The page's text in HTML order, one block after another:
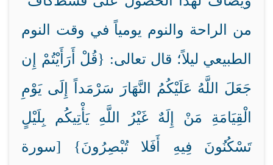
من الراحة والنوم يومياً في وقت النوم
الطبيعي ليلاً؛ قال تعالى: {قُلْ أَرَأَيْتُمْ إِن
جَعَلَ اللَّهُ عَلَيْكُمُ النَّهَارَ سَرْمَداً إِلَى يَوْمِ
الْقِيَامَةِ مَنْ إِلَهٌ غَيْرُ اللَّهِ يَأْتِيكُم بِلَيْلٍ
تَسْكُنُونَ فِيهِ أَفَلا تُبْصِرُونَ} [سورة